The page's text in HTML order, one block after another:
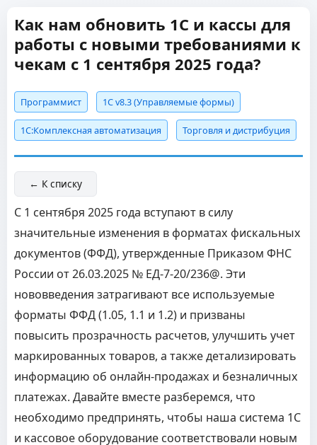
Как нам обновить 1С и кассы для
работы с новыми требованиями к
чекам с 1 сентября 2025 года?
Программист 1С v8.3 (Управляемые формы)
1С:Комплексная автоматизация Торговля и дистрибуция
← К списку
С 1 сентября 2025 года вступают в силу
значительные изменения в форматах фискальных
документов (ФФД), утвержденные Приказом ФНС
России от 26.03.2025 № ЕД-7-20/236@. Эти
нововведения затрагивают все используемые
форматы ФФД (1.05, 1.1 и 1.2) и призваны
повысить прозрачность расчетов, улучшить учет
маркированных товаров, а также детализировать
информацию об онлайн-продажах и безналичных
платежах. Давайте вместе разберемся, что
необходимо предпринять, чтобы наша система 1С
и кассовое оборудование соответствовали новым